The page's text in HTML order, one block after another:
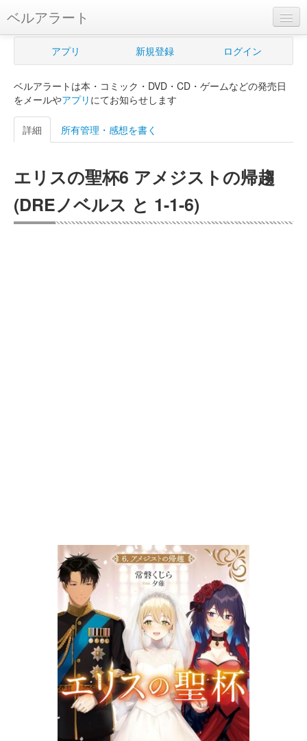
ベルアラート
ベルアラートとは
新規登録
ログイン
購入管理
Myシェルフ
アプリ 新規登録 ログイン
ベルアラートは本・コミック・DVD・CD・ゲームなどの発売日
をメールやアプリ にてお知らせします
詳細 所有管理・感想を書く
エリスの聖杯6 アメジストの帰趨
(DREノベルス と 1-1-6)